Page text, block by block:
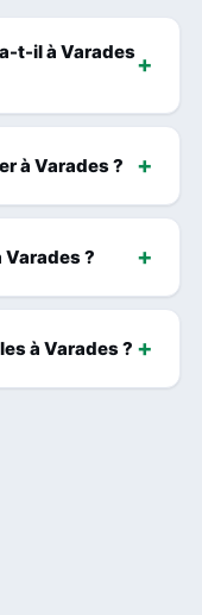
t-il à Varades
à Varades ?
?
à Varades ?